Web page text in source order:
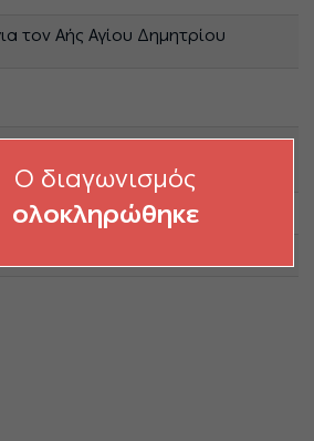
τον Αής Αγίου Δημητρίου
Μονάδων
O διαγωνισμός
ολοκληρώθηκε